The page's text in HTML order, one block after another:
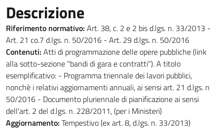
Descrizione
Riferimento normativo: Art. 38, c. 2 e 2 bis d.lgs. n. 33/2013 -
Art. 21 co.7 d.lgs. n. 50/2016 - Art. 29 d.lgs. n. 50/2016
Contenuti: Atti di programmazione delle opere pubbliche (link
alla sotto-sezione "bandi di gara e contratti"). A titolo
esemplificativo: - Programma triennale dei lavori pubblici,
nonchè i relativi aggiornamenti annuali, ai sensi art. 21 d.lgs. n
50/2016 - Documento pluriennale di pianificazione ai sensi
dell'art. 2 del d.lgs. n. 228/2011, (per i Ministeri)
Aggiornamento: Tempestivo (ex art. 8, d.lgs. n. 33/2013)